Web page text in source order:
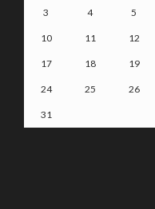
3 4 5
10 11 12
17 18 19
24 25 26
31